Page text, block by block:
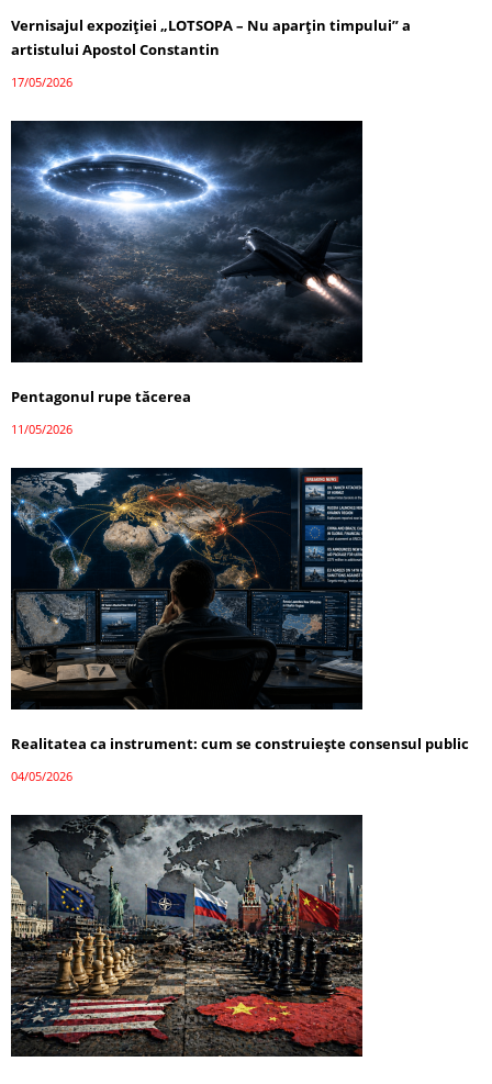
Vernisajul expoziției „LOTSOPA – Nu aparțin timpului” a
artistului Apostol Constantin
17/05/2026
Pentagonul rupe tăcerea
11/05/2026
Realitatea ca instrument: cum se construiește consensul public
04/05/2026